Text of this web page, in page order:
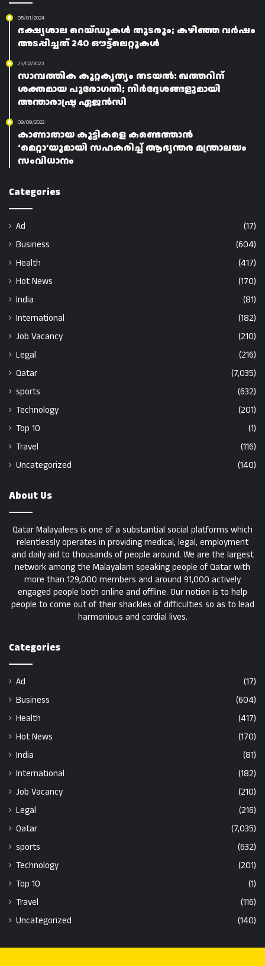
05/01/2024
ഭക്ഷ്യശാല റെയ്ഡുകൾ തുടരും; കഴിഞ്ഞ വർഷം
അടപ്പിച്ചത് 240 ഔട്ട്ലെറ്റുകൾ
25/02/2023
സാമ്പത്തിക കുറ്റകൃത്യം തടയൽ: ഖത്തറിന്
ശക്തമായ പുരോഗതി; നിർദ്ദേശങ്ങളുമായി
അന്താരാഷ്ട്ര ഏജൻസി
09/09/2022
കാണാതായ കുട്ടികളെ കണ്ടെത്താൻ
‘മെറ്റാ’യുമായി സഹകരിച്ച് ആഭ്യന്തര മന്ത്രാലയം
സംവിധാനം
Categories
Ad
(17)
Business
(604)
Health
(417)
Hot News
(170)
India
(81)
International
(182)
Job Vacancy
(210)
Legal
(216)
Qatar
(7,035)
sports
(632)
Technology
(201)
Top 10
(1)
Travel
(116)
Uncategorized
(140)
About Us
Qatar Malayalees is one of a substantial social platforms which
relentlessly operates in providing medical, legal, employment
and daily aid to thousands of people around. We are the largest
network among the Malayalam speaking people of Qatar with
more than 129,000 members and around 91,000 actively
engaged people both online and offline. Our notion is to help
people to come out of their shackles of difficulties so as to lead
harmonious and cordial lives.
Categories
Ad
(17)
Business
(604)
Health
(417)
Hot News
(170)
India
(81)
International
(182)
Job Vacancy
(210)
Legal
(216)
Qatar
(7,035)
sports
(632)
Technology
(201)
Top 10
(1)
Travel
(116)
Uncategorized
(140)